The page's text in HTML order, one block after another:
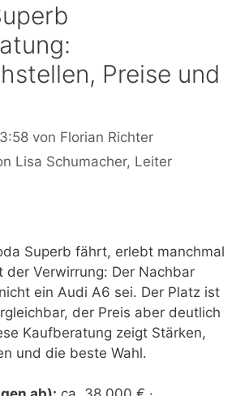
Preise und
von Florian Richter
Lisa Schumacher, Leiter
Superb fährt, erlebt manchmal
der Verwirrung: Der Nachbar
ein Audi A6 sei. Der Platz ist
der Preis aber deutlich
Kaufberatung zeigt Stärken,
und die beste Wahl.